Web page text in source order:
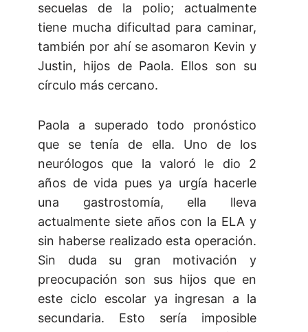
secuelas de la polio; actualmente
tiene mucha dificultad para caminar,
también por ahí se asomaron Kevin y
Justin, hijos de Paola. Ellos son su
círculo más cercano.
Paola a superado todo pronóstico
que se tenía de ella. Uno de los
neurólogos que la valoró le dio 2
años de vida pues ya urgía hacerle
una gastrostomía, ella lleva
actualmente siete años con la ELA y
sin haberse realizado esta operación.
Sin duda su gran motivación y
preocupación son sus hijos que en
este ciclo escolar ya ingresan a la
secundaria. Esto sería imposible